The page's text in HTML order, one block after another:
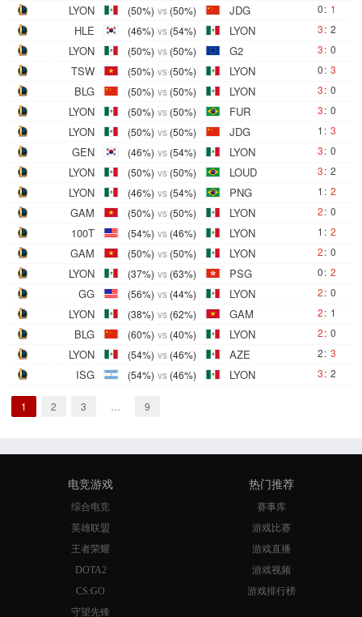
LYON (50%) vs (50%) JDG 0: 1
HLE (46%) vs (54%) LYON 3: 2
LYON (50%) vs (50%) G2 3: 0
TSW (50%) vs (50%) LYON 0: 3
BLG (50%) vs (50%) LYON 3: 0
LYON (50%) vs (50%) FUR 3: 0
LYON (50%) vs (50%) JDG 1 : 3
GEN (46%) vs (54%) LYON 3: 0
LYON (50%) vs (50%) LOUD 3: 2
LYON (46%) vs (54%) PNG 1 : 2
GAM (50%) vs (50%) LYON 2: 0
100T (54%) vs (46%) LYON 1 : 2
GAM (50%) vs (50%) LYON 2: 0
LYON (37%) vs (63%) PSG 0: 2
GG (56%) vs (44%) LYON 2: 0
LYON (38%) vs (62%) GAM 2: 1
BLG (60%) vs (40%) LYON 2: 0
LYON (54%) vs (46%) AZE 2: 3
ISG (54%) vs (46%) LYON 3: 2
1 2 3 9
电竞游戏
综合电竞
英雄联盟
王者荣耀
DOTA2
CS:GO
守望先锋
热门推荐
赛事库
游戏比赛
游戏直播
游戏视频
游戏排行榜